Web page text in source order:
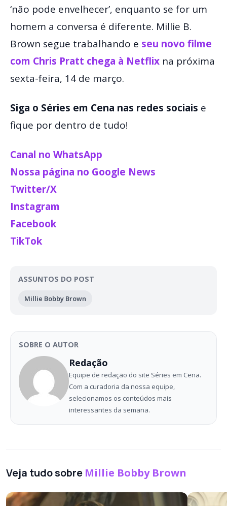
‘não pode envelhecer’, enquanto se for um
homem a conversa é diferente. Millie B.
Brown segue trabalhando e seu novo filme
com Chris Pratt chega à Netflix na próxima
sexta-feira, 14 de março.
Siga o Séries em Cena nas redes sociais e
fique por dentro de tudo!
Canal no WhatsApp
Nossa página no Google News
Twitter/X
Instagram
Facebook
TikTok
ASSUNTOS DO POST
Millie Bobby Brown
SOBRE O AUTOR
Redação
Equipe de redação do site Séries em Cena.
Com a curadoria da nossa equipe,
selecionamos os conteúdos mais
interessantes da semana.
Veja tudo sobre Millie Bobby Brown